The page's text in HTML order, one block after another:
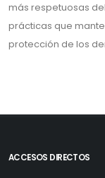
más respetuosas
prácticas que
protección de los
ACCESOS DIRECTOS